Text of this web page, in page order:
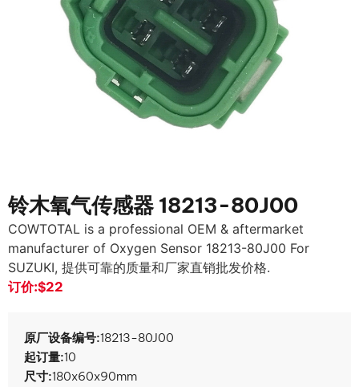
铃木氧气传感器 18213-80J00
COWTOTAL is a professional OEM & aftermarket
manufacturer of Oxygen Sensor 18213-80J00 For
SUZUKI, 提供可靠的质量和厂家直销批发价格.
订价:$22
原厂设备编号:18213-80J00
起订量:10
尺寸:180x60x90mm